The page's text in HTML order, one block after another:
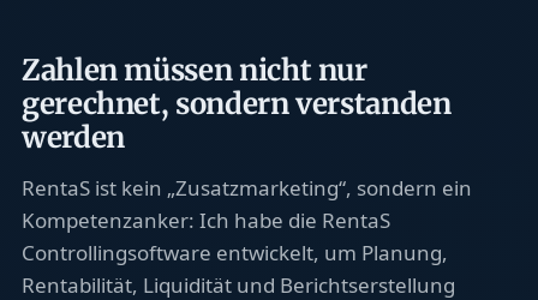
Zahlen müssen nicht nur
gerechnet, sondern verstanden
werden
RentaS ist kein „Zusatzmarketing“, sondern ein
Kompetenzanker: Ich habe die RentaS
Controllingsoftware entwickelt, um Planung,
Rentabilität, Liquidität und Berichtserstellung